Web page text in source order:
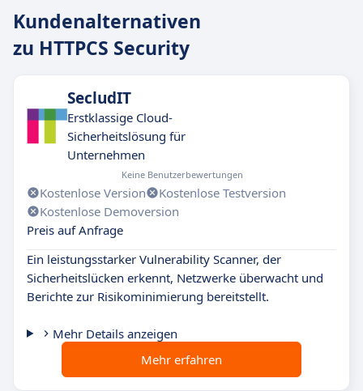
Kundenalternativen
zu HTTPCS Security
SecludIT
Erstklassige Cloud-
Sicherheitslösung für
Unternehmen
Keine Benutzerbewertungen
Kostenlose Version
Kostenlose Testversion
Kostenlose Demoversion
Preis auf Anfrage
Ein leistungsstarker Vulnerability Scanner, der
Sicherheitslücken erkennt, Netzwerke überwacht und
Berichte zur Risikominimierung bereitstellt.
Mehr Details anzeigen
Mehr erfahren